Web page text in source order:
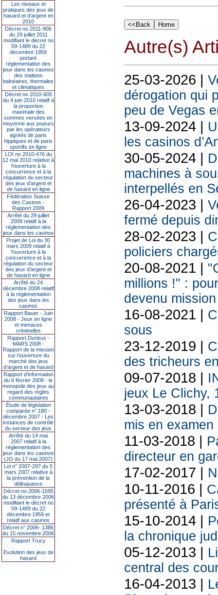
Les niveaux et
pratiques des jeux de
hasard et d’argent en
2010
Décret no 2011-906
du 29 juillet 2011
modifiant le décret no
59-1489 du 22
décembre 1959
portant
réglementation des
jeux dans les casinos
des stations
balnéaires, thermales
et climatiques
Décret no 2010-605
du 4 juin 2010 relatif à
la proportion
maximale des
sommes versées en
moyenne aux joueurs
par les opérateurs
agréés de paris
hippiques et de paris
sportifs en ligne
LOI no 2010-476 du
12 mai 2010 relative à
l’ouverture à la
concurrence et à la
régulation du secteur
des jeux d’argent et
de hasard en ligne
Fédération Suisse
des Casinos -
Rapport 2009
Arrêté du 29 juillet
2009 relatif à la
réglementation des
jeux dans les casinos
Projet de Loi du 30
mars 2009 relatif à
l’ouverture à la
concurrence et à la
régulation du secteur
des jeux d’argent et
de hasard en ligne
Arrêté du 24
décembre 2008 relatif
à la réglementation
des jeux dans les
casinos
Rapport Bauer - Juin
2008 - Jeux en ligne
et menaces
criminelles
Rapport Durieux -
MARS 2008 -
Rapport de la mission
sur l’ouverture du
marché des jeux
d’argent et de hasard
Rapport d'information
du 6 février 2008 - le
monopole des jeux au
regard des règles
communautaires
Étude de législation
comparée n° 180 -
décembre 2007 - Les
instances de contrôle
du secteur des jeux
Arrêté du 14 mai
2007 relatif à la
réglementation des
jeux dans les casinos
(JO du 17 mai 2007)
Loi n° 2007-297 du 5
mars 2007 relative à
la prévention de la
délinquance
Décret no 2006-1595
du 13 décembre 2006
modifiant le décret no
59-1489 du 22
décembre 1959 et
relatif aux casinos
Décret n° 2006- 1386
du 15 novembre 2006
Rapport Trucy
Evolution des jeux de
hasard
Autre(s)
25-03-2026 |
dérogation qui
peu de Vegas
13-09-2024 |
les casinos
30-05-2024 |
machines à
interpellés en
26-04-2023 |
fermé depuis
28-02-2023 |
policiers
20-08-2021 |
millions !" :
devenu
16-08-2021 |
sous
23-12-2019 |
des tricheurs
09-07-2018 |
jeux Le Clichy,
13-03-2018 |
mis en
11-03-2018 |
directeur en
17-02-2017 |
10-11-2016 |
présenté à
15-10-2014 |
la chronique
05-12-2013 |
central des
16-04-2013 |